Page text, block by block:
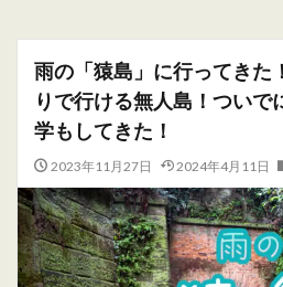
雨の「猿島」に行ってきた
りで行ける無人島！ついで
学もしてきた！
2023年11月27日 2024年4月11日